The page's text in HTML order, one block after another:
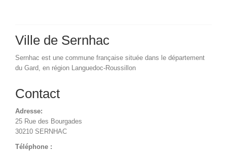
Ville de Sernhac
Sernhac est une commune française située dans le département
du Gard, en région Languedoc-Roussillon
Contact
Adresse:
25 Rue des Bourgades
30210 SERNHAC
Téléphone :